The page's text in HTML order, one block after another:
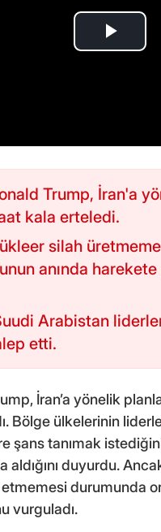
Trump, İran'a
kala erteledi.
silah
anında
Arabistan
etti.
İran’a yönelik
Bölge ülkelerinin
şans tanımak
aldığını duyurdu.
etmemesi durumunda
vurguladı.